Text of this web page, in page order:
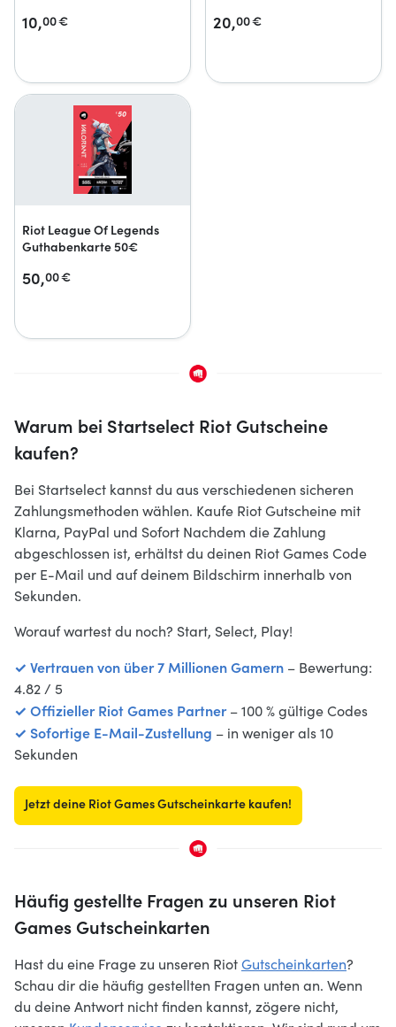
10,00€ 20,00€
Riot League Of Legends
Guthabenkarte 50€
50,00€
Warum bei Startselect Riot Gutscheine
kaufen?
Bei Startselect kannst du aus verschiedenen sicheren
Zahlungsmethoden wählen. Kaufe Riot Gutscheine mit
Klarna, PayPal und Sofort Nachdem die Zahlung
abgeschlossen ist, erhältst du deinen Riot Games Code
per E-Mail und auf deinem Bildschirm innerhalb von
Sekunden.
Worauf wartest du noch? Start, Select, Play!
✓ Vertrauen von über 7 Millionen Gamern – Bewertung:
4.82 / 5
✓ Offizieller Riot Games Partner– 100 % gültige Codes
✓ Sofortige E-Mail-Zustellung – in weniger als 10
Sekunden
Jetzt deine Riot Games Gutscheinkarte kaufen!
Häufig gestellte Fragen zu unseren Riot
Games Gutscheinkarten
Hast du eine Frage zu unseren RiotGutscheinkarten?
Schau dir die häufig gestellten Fragen unten an. Wenn
du deine Antwort nicht finden kannst, zögere nicht,